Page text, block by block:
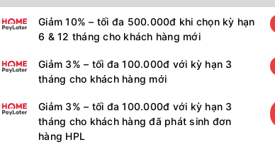
Giảm 10% – tối đa 500.000đ khi chọn kỳ hạn
6 & 12 tháng cho khách hàng mới
Giảm 3% – tối đa 100.000đ với kỳ hạn 3
tháng cho khách hàng mới
Giảm 3% – tối đa 100.000đ với kỳ hạn 3
tháng cho khách hàng đã phát sinh đơn
hàng HPL